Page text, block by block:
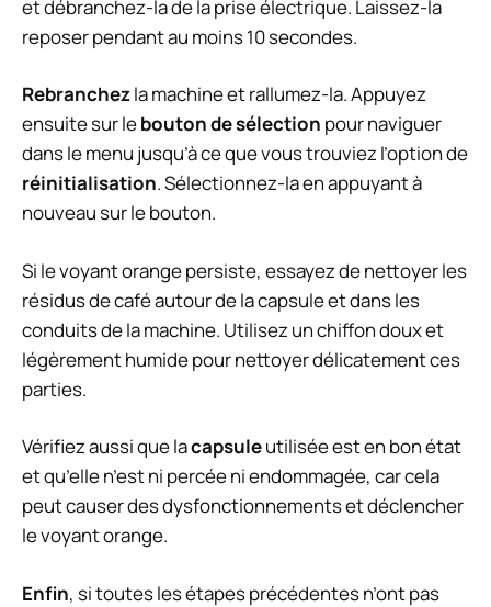
et débranchez-la de la prise électrique. Laissez-la
reposer pendant au moins 10 secondes.
Rebranchezla machine et rallumez-la. Appuyez
ensuite sur lebouton de sélection pour naviguer
dans le menu jusqu’à ce que vous trouviez l’option de
réinitialisation. Sélectionnez-la en appuyant à
nouveau sur le bouton.
Si le voyant orange persiste, essayez de nettoyer les
résidus de café autour de la capsule et dans les
conduits de la machine. Utilisez un chiffon doux et
légèrement humide pour nettoyer délicatement ces
parties.
Vérifiez aussi que lacapsuleutilisée est en bon état
et qu’elle n’est ni percée ni endommagée, car cela
peut causer des dysfonctionnements et déclencher
le voyant orange.
Enfin, si toutes les étapes précédentes n’ont pas